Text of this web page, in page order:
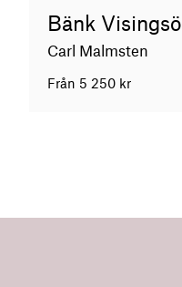
Bänk Visingsö
Carl Malmsten
Från 5 250 kr